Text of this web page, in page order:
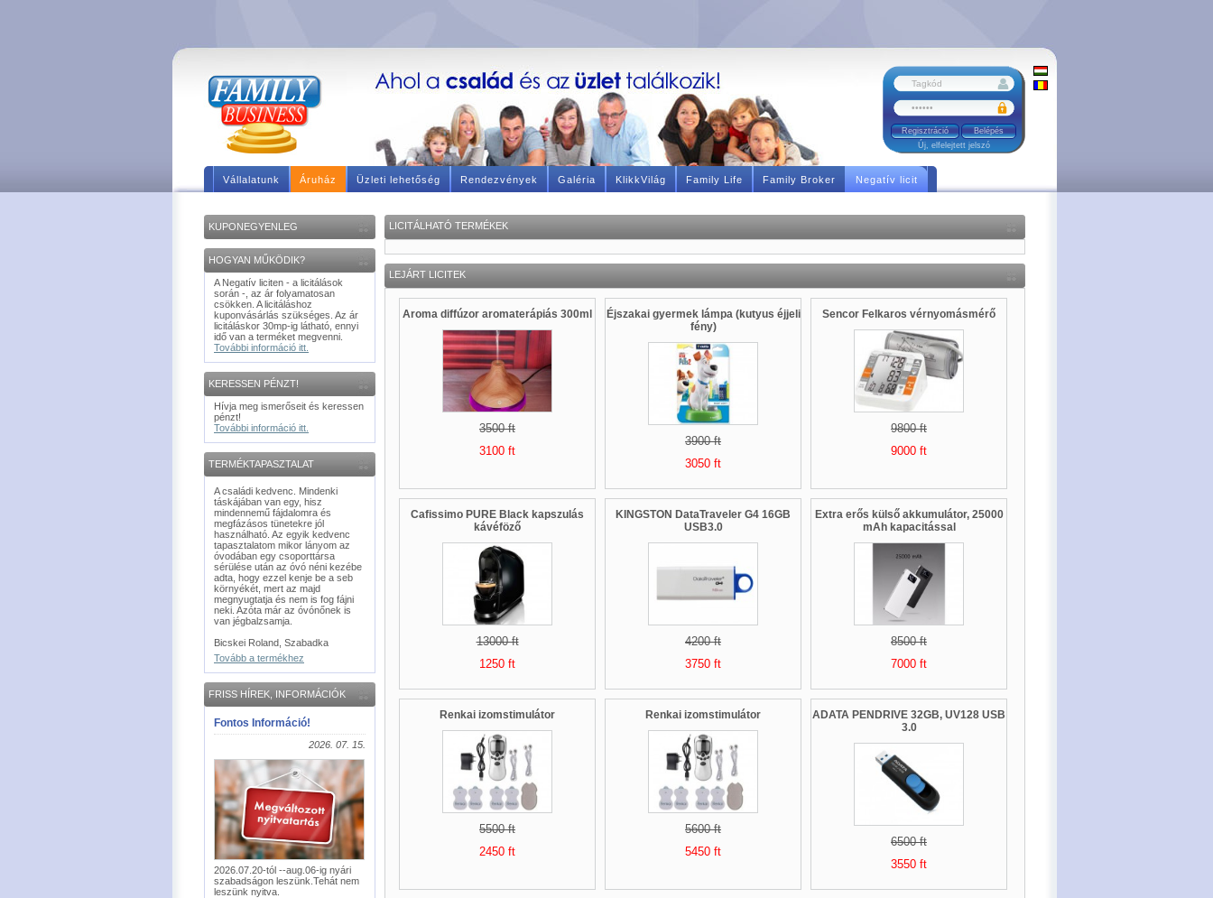
Regisztráció
Új, elfelejtett jelszó
Vállalatunk Áruház Üzleti lehetőség Rendezvények Galéria KlikkVilág Family Life Family Broker Negatív licit
KUPONEGYENLEG
HOGYAN MŰKÖDIK?
A Negatív liciten - a licitálások
során -, az ár folyamatosan
csökken. A licitáláshoz
kuponvásárlás szükséges. Az ár
licitáláskor 30mp-ig látható, ennyi
idő van a terméket megvenni.
További információ itt.
KERESSEN PÉNZT!
Hívja meg ismerőseit és keressen
pénzt!
További információ itt.
TERMÉKTAPASZTALAT
A családi kedvenc. Mindenki
táskájában van egy, hisz
mindennemű fájdalomra és
megfázásos tünetekre jól
használható. Az egyik kedvenc
tapasztalatom mikor lányom az
óvodában egy csoporttársa
sérülése után az óvó néni kezébe
adta, hogy ezzel kenje be a seb
környékét, mert az majd
megnyugtatja és nem is fog fájni
neki. Azóta már az óvónőnek is
van jégbalzsamja.
Bicskei Roland, Szabadka
Tovább a termékhez
FRISS HÍREK, INFORMÁCIÓK
Fontos Információ!
2026. 07. 15.
2026.07.20-tól --aug.06-ig nyári
szabadságon leszünk.Tehát nem
leszünk nyitva.
LICITÁLHATÓ TERMÉKEK
LEJÁRT LICITEK
Aroma diffúzor aromaterápiás 300ml
3500 ft
3100 ft
Éjszakai gyermek lámpa (kutyus éjjeli
fény)
3900 ft
3050 ft
Sencor Felkaros vérnyomásmérő
9800 ft
9000 ft
Cafissimo PURE Black kapszulás
kávéföző
13000 ft
1250 ft
KINGSTON DataTraveler G4 16GB
USB3.0
4200 ft
3750 ft
Extra erős külső akkumulátor, 25000
mAh kapacitással
8500 ft
7000 ft
Renkai izomstimulátor
5500 ft
2450 ft
Renkai izomstimulátor
5600 ft
5450 ft
ADATA PENDRIVE 32GB, UV128 USB
3.0
6500 ft
3550 ft